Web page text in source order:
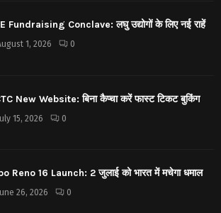
Fundraising Conclave: लघु उद्योगों के लिए नई राहें
1, 2026 0
New Website: बिना कैप्चा करें फास्ट टिकट बुकिंग
15, 2026 0
Reno 16 Launch: 2 जुलाई को भारत में मचेगा धमाल
June 26, 2026 0